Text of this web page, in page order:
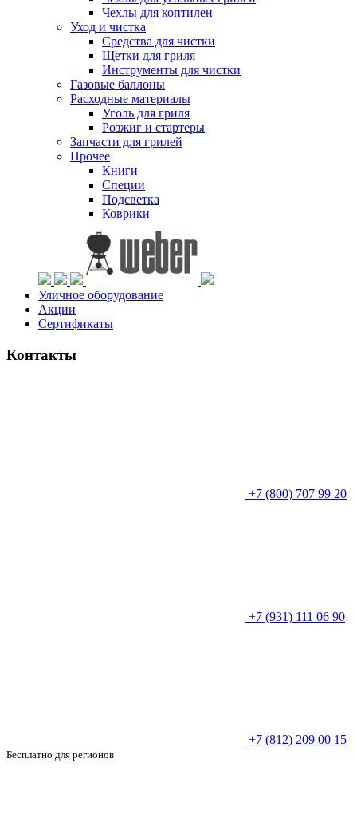
Чехлы для коптилен
Уход и чистка
Средства для чистки
Щетки для гриля
Инструменты для чистки
Газовые баллоны
Расходные материалы
Уголь для гриля
Розжиг и стартеры
Запчасти для грилей
Прочее
Книги
Специи
Подсветка
Коврики
Уличное оборудование
Акции
Сертификаты
Контакты
+7 (800) 707 99 20
+7 (931) 111 06 90
+7 (812) 209 00 15
Бесплатно для регионов